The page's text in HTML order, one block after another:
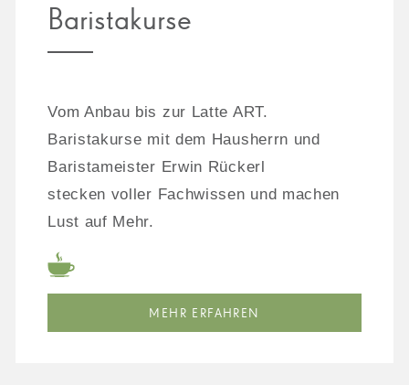
Baristakurse
Vom Anbau bis zur Latte ART.
Baristakurse mit dem Hausherrn und
Baristameister Erwin Rückerl
stecken voller Fachwissen und machen
Lust auf Mehr.
MEHR ERFAHREN